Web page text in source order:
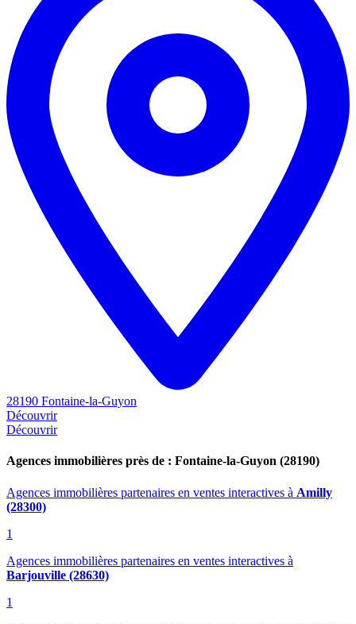
28190 Fontaine-la-Guyon
Découvrir
Découvrir
Agences immobilières près de : Fontaine-la-Guyon (28190)
Agences immobilières partenaires en ventes interactives à Amilly
(28300)
1
Agences immobilières partenaires en ventes interactives à
Barjouville (28630)
1